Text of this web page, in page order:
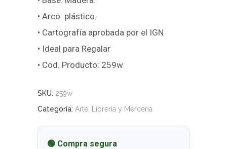
• Arco: plástico.
• Cartografía aprobada por el IGN
• Ideal para Regalar
• Cod. Producto: 259w
SKU: 259w
Categoría: Arte, Libreria y Merceria
🟢 Compra segura